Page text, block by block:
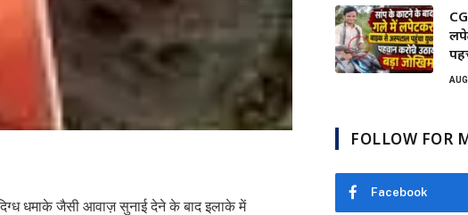
धमाके जैसी आवाज़ सुनाई देने के बाद इलाके में
FOLLOW FOR
Facebook